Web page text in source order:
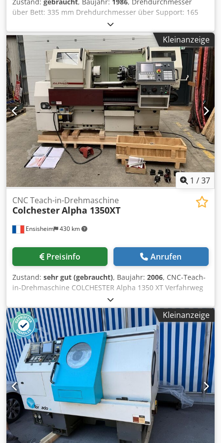
über Bett: 335 mm Drehdurchmesser über Support: 165
mm Drehlänge: 635 mm Gesamtleistungsbedarf: 2,2 kW
Digitalanzeige:: 3 - Achsen - Digitalanzeige
Stangendurchlass: Ø 40 mm Drehzahlbereich:: 30 - 2500
U/min Spindelnase:: D1-4 Camlock Vierbackenfutter
Durchmesser: 200 mm 3-Backenfutter: 200 mm mm
Reitstock: MK 3 Maschinengewicht ca.: 860 kg Raumbedarf
ca.: 1700x1000x1700 mm Digitalanzeige: Heidenhain
Diverses Zubehör wie Bohrfutter für Reitstock,
Werkzeughalter etc. Dkjdsufud Repfx Adrer Maschine ist in
einem guten Zustand.
Kleinanzeige
1 /37
Ensisheim 430 km
CNC Teach-in-Drehmaschine
ColchesterAlpha 1350XT
Preisinfo Anrufen
Zustand: sehr gut (gebraucht), Baujahr: 2006, CNC-Teach-
in-Drehmaschine COLCHESTER Alpha 1350 XT Verfahrweg
X: 245 mm Numerische Steuerung: FANUC Spitzenweite:
650 mm Maximaler Umlaufdurchmesser: Ø 350 mm
Spindeldurchlass: Ø 41 mm Max. Drehzahl: 3500 U/min
Revolver: 8-fach VDI 30 Baujahr: 2006 Dkjdpfx Adjzku Izjror
Spindelmotor: 5,5 kW 3 Drehzahlbereiche Zentralisierte
Schmierpumpe Geliefert mit 2 Dreibackenfuttern Ø 160
mm Geliefert mit einigen Werkzeughaltern (siehe Fotos)
Spannung: 380 V Abmessungen (L x B x H): 2500 x 2000 x
1900 mm Gewicht: ca. 2 t Maschine in sehr gutem Zustand
Kleinanzeige